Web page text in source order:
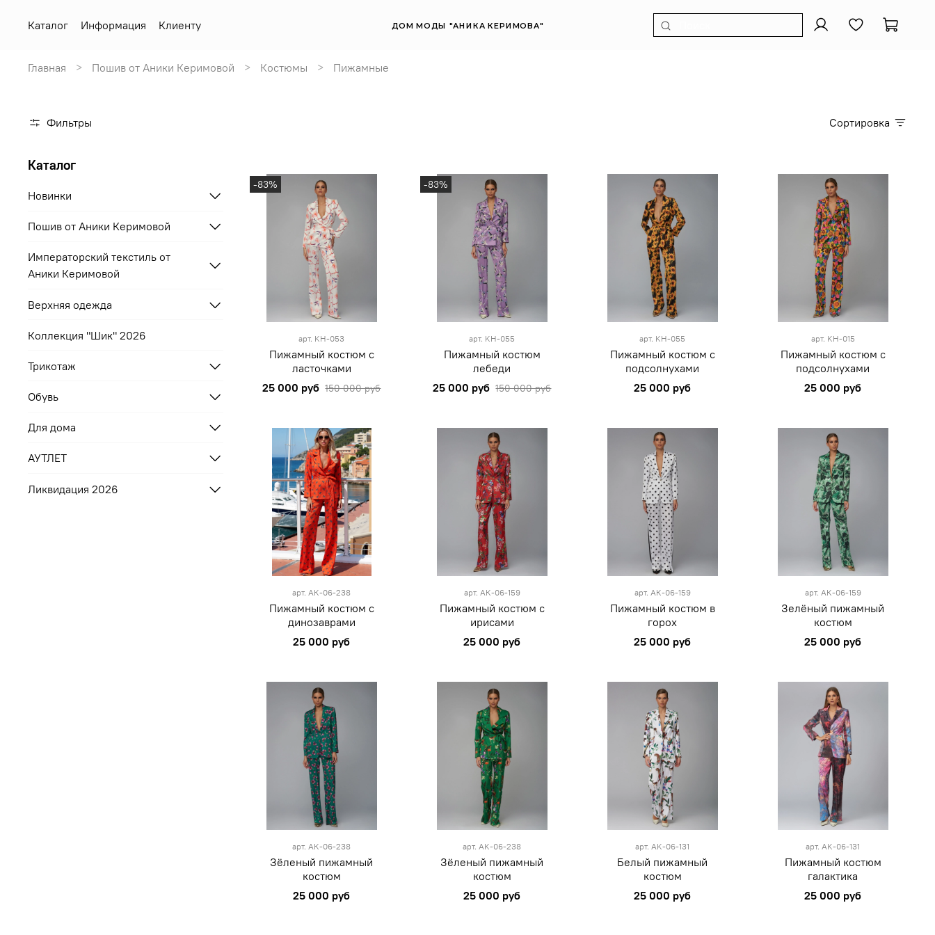
ДОМ МОДЫ "АНИКА КЕРИМОВА"
Каталог Информация Клиенту
Главная Пошив от Аники Керимовой Костюмы Пижамные
Фильтры Сортировка
-83%
M
арт. KH-053
Пижамный костюм с
ласточками
25 000 руб 150 000 руб
-83%
M XXL
арт. KH-055
Пижамный костюм
лебеди
25 000 руб 150 000 руб
L
синий
арт. KH-055
Пижамный костюм с
подсолнухами
25 000 руб
M L
черный
арт. KH-015
Пижамный костюм c
подсолнухами
25 000 руб
S M L
XL
XXL
оранжевый
арт.АК-06-238
Пижамный костюм с
динозаврами
25 000 руб
S M
XL
арт. АК-06-159
Пижамный костюм с
ирисами
25 000 руб
S
L
белый
арт. АК-06-159
Пижамный костюм в
горох
25 000 руб
L
зеленый
арт. АК-06-159
Зелёный пижамный
костюм
25 000 руб
L
зеленый
арт.АК-06-238
Зёленый пижамный
костюм
25 000 руб
L
зеленый
арт.AK-06-238
Зёленый пижамный
костюм
25 000 руб
L
зеленый
арт.AK-06-131
Белый пижамный
костюм
25 000 руб
L
зеленый
арт.AK-06-131
Пижамный костюм
галактика
25 000 руб
Каталог
Новинки
Пошив от Аники Керимовой
Императорский текстиль от
Аники Керимовой
Верхняя одежда
Коллекция "Шик" 2026
Трикотаж
Обувь
Для дома
АУТЛЕТ
Ликвидация 2026